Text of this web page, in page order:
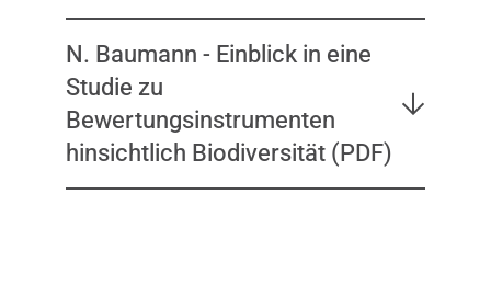
N. Baumann - Einblick in eine
Studie zu
Bewertungsinstrumenten
hinsichtlich Biodiversität (PDF)